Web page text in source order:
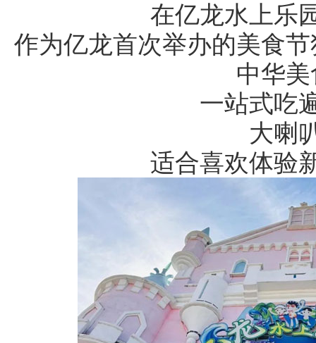
在亿龙水上乐
作为亿龙首次举办的美食
中华
一站式吃
大喇
适合喜欢体验